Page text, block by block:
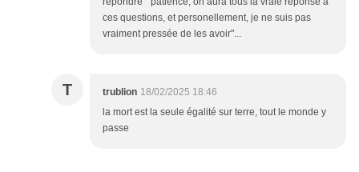
ces questions, et personellement, je ne suis pas
vraiment pressée de les avoir"...
T trublion 18/02/2025 18:46
la mort est la seule égalité sur terre, tout le monde y
passe